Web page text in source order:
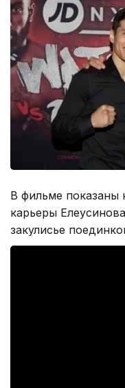
В фильме показаны
карьеры
закулисье